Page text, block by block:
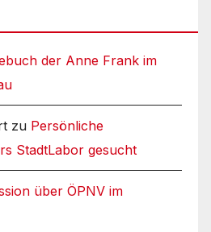
der Anne Frank im
zu Persönliche
StadtLabor gesucht
über ÖPNV im